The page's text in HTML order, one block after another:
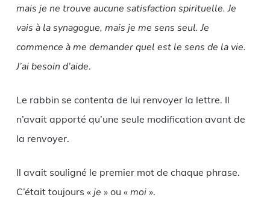
mais je ne trouve aucune satisfaction spirituelle. Je
vais à la synagogue, mais je me sens seul. Je
commence à me demander quel est le sens de la vie.
J’ai besoin d’aide.
Le rabbin se contenta de lui renvoyer la lettre. Il
n’avait apporté qu’une seule modification avant de
la renvoyer.
Il avait souligné le premier mot de chaque phrase.
C’était toujours « je » ou « moi».